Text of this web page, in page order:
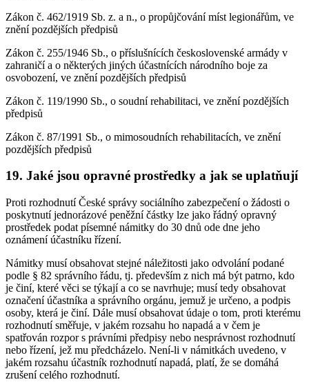
Zákon č. 462/1919 Sb. z. a n., o propůjčování míst legionářům, ve
znění pozdějších předpisů
Zákon č. 255/1946 Sb., o příslušnících československé armády v
zahraničí a o některých jiných účastnících národního boje za
osvobození, ve znění pozdějších předpisů
Zákon č. 119/1990 Sb., o soudní rehabilitaci, ve znění pozdějších
předpisů
Zákon č. 87/1991 Sb., o mimosoudních rehabilitacích, ve znění
pozdějších předpisů
19. Jaké jsou opravné prostředky a jak se uplatňují
Proti rozhodnutí České správy sociálního zabezpečení o žádosti o
poskytnutí jednorázové peněžní částky lze jako řádný opravný
prostředek podat písemné námitky do 30 dnů ode dne jeho
oznámení účastníku řízení.
Námitky musí obsahovat stejné náležitosti jako odvolání podané
podle § 82 správního řádu, tj. především z nich má být patrno, kdo
je činí, které věci se týkají a co se navrhuje; musí tedy obsahovat
označení účastníka a správního orgánu, jemuž je určeno, a podpis
osoby, která je činí. Dále musí obsahovat údaje o tom, proti kterému
rozhodnutí směřuje, v jakém rozsahu ho napadá a v čem je
spatřován rozpor s právními předpisy nebo nesprávnost rozhodnutí
nebo řízení, jež mu předcházelo. Není-li v námitkách uvedeno, v
jakém rozsahu účastník rozhodnutí napadá, platí, že se domáhá
zrušení celého rozhodnutí.